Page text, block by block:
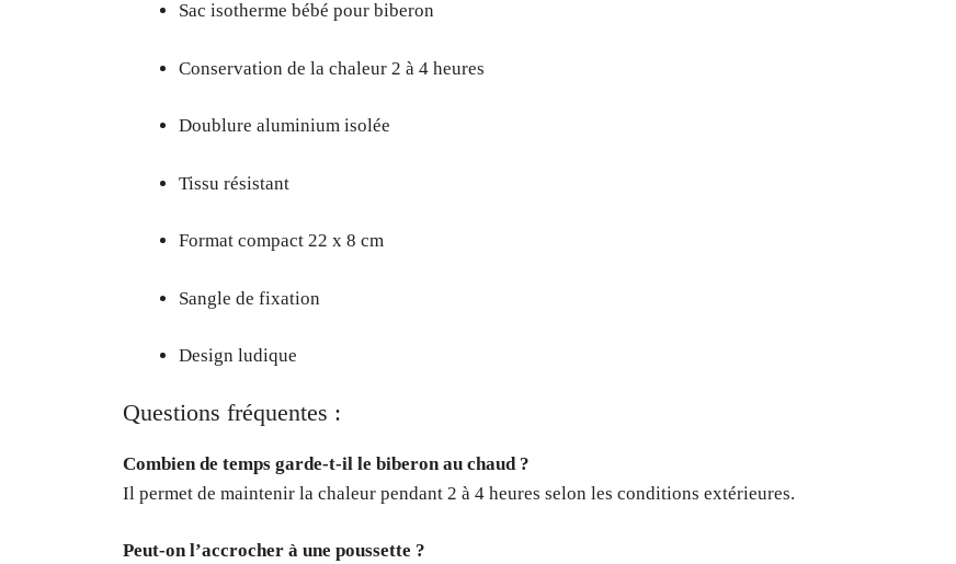
Sac isotherme bébé pour biberon
Conservation de la chaleur 2 à 4 heures
Doublure aluminium isolée
Tissu résistant
Format compact 22 x 8 cm
Sangle de fixation
Design ludique
Questions fréquentes :
Combien de temps garde-t-il le biberon au chaud ?
Il permet de maintenir la chaleur pendant 2 à 4 heures selon les conditions extérieures.
Peut-on l’accrocher à une poussette ?